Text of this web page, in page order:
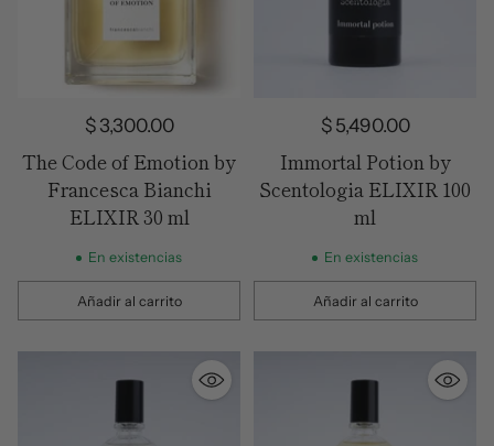
$ 3,300.00
The Code of Emotion by
Francesca Bianchi
ELIXIR 30 ml
En existencias
Añadir al carrito
Cantidad
$ 5,490.00
Immortal Potion by
Scentologia ELIXIR 100
ml
En existencias
Añadir al carrito
Cantidad